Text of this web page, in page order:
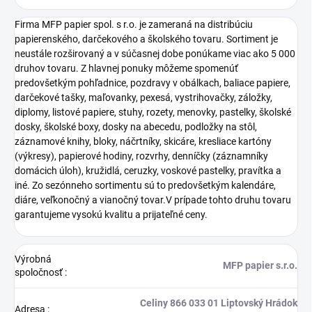
Firma MFP papier spol. s r.o. je zameraná na distribúciu
papierenského, darčekového a školského tovaru. Sortiment je
neustále rozširovaný a v súčasnej dobe ponúkame viac ako 5 000
druhov tovaru. Z hlavnej ponuky môžeme spomenúť
predovšetkým pohľadnice, pozdravy v obálkach, baliace papiere,
darčekové tašky, maľovanky, pexesá, vystrihovačky, záložky,
diplomy, listové papiere, stuhy, rozety, menovky, pastelky, školské
dosky, školské boxy, dosky na abecedu, podložky na stôl,
záznamové knihy, bloky, náčrtníky, skicáre, kresliace kartóny
(výkresy), papierové hodiny, rozvrhy, denníčky (záznamníky
domácich úloh), kružidlá, ceruzky, voskové pastelky, pravítka a
iné. Zo sezónneho sortimentu sú to predovšetkým kalendáre,
diáre, veľkonočný a vianočný tovar.V prípade tohto druhu tovaru
garantujeme vysokú kvalitu a prijateľné ceny.
Výrobná
spoločnosť:
MFP papier s.r.o.
Adresa :
Celiny 866 033 01 Liptovský Hrádok